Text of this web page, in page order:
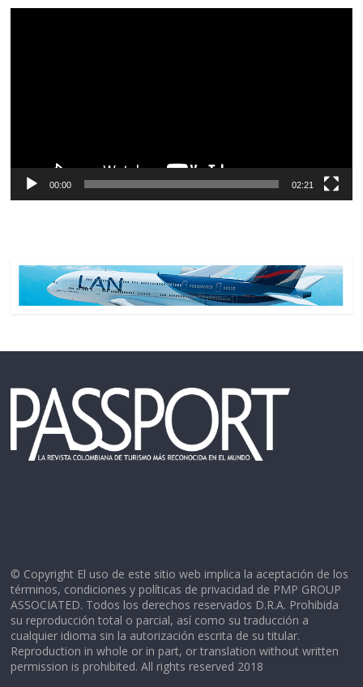
00:00 02:21
© Copyright El uso de este sitio web implica la aceptación de los
términos, condiciones y políticas de privacidad de PMP GROUP
ASSOCIATED. Todos los derechos reservados D.R.A. Prohibida
su reproducción total o parcial, así como su traducción a
cualquier idioma sin la autorización escrita de su titular.
Reproduction in whole or in part, or translation without written
permission is prohibited. All rights reserved 2018